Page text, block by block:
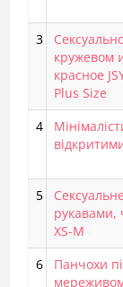
3
кружевом
красное
Plus Size
4
5
рукавами,
XS-M
6
Панчохи